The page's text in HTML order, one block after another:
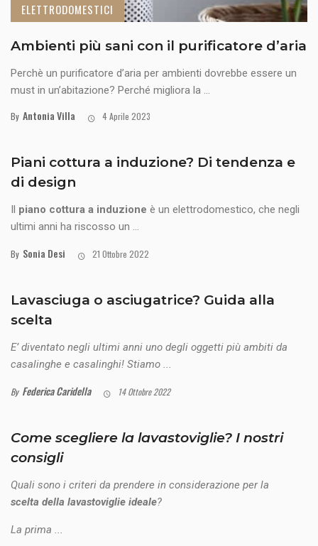
ELETTRODOMESTICI
Ambienti più sani con il purificatore d’aria
Perchè un purificatore d’aria per ambienti dovrebbe essere un
must in un’abitazione? Perché migliora la ...
By Antonia Villa 4 Aprile 2023
Piani cottura a induzione? Di tendenza e
di design
Il piano cottura a induzione è un elettrodomestico, che negli
ultimi anni ha riscosso un ...
By Sonia Desi 21 Ottobre 2022
Lavasciuga o asciugatrice? Guida alla
scelta
E’ diventato negli ultimi anni uno degli oggetti più ambiti da
casalinghe e casalinghi! Stiamo ...
By Federica Caridella 14 Ottobre 2022
Come scegliere la lavastoviglie? I nostri
consigli
Quali sono i criteri da prendere in considerazione per la
scelta della lavastoviglie ideale?
La prima ...